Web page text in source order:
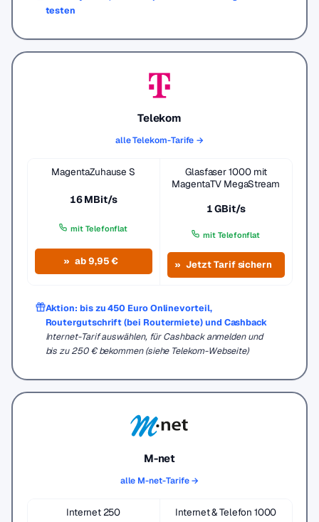
testen
Telekom
alle Telekom-Tarife →
MagentaZuhause S
16 MBit/s
mit Telefonflat
ab 9,95 €
Glasfaser 1000 mit
MagentaTV MegaStream
1 GBit/s
mit Telefonflat
Jetzt Tarif sichern
Aktion: bis zu 450 Euro Onlinevorteil,
Routergutschrift (bei Routermiete) und Cashback
Internet-Tarif auswählen, für Cashback anmelden und
bis zu 250 € bekommen (siehe Telekom-Webseite)
M-net
alle M-net-Tarife →
Internet 250
Internet & Telefon 1000